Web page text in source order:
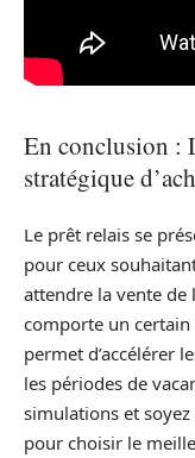
En conclusion :
stratégique
Le prêt relais se
pour ceux
attendre la vente de
comporte un certain
permet d’accélérer
les périodes de
simulations et
pour choisir le